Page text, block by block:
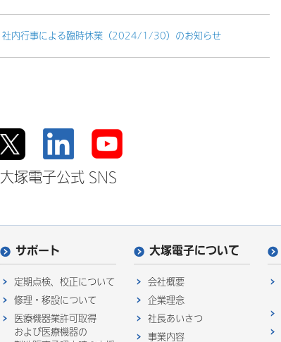
社内行事による臨時休業（2024/1/30）のお知らせ
大塚電子公式 SNS
サポート
定期点検、校正について
修理・移設について
医療機器業許可取得
および医療機器の
大塚電子について
会社概要
企業理念
社長あいさつ
事業内容